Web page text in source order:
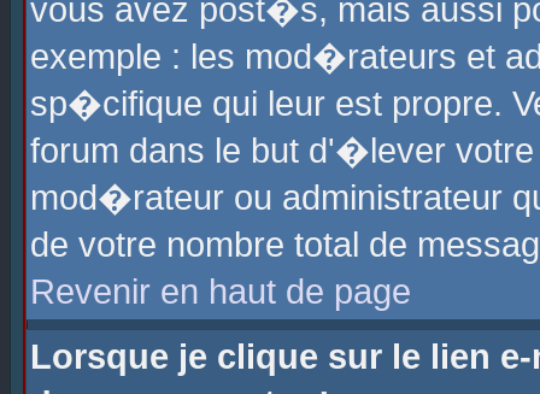
vous avez post�s, mais aussi
exemple : les mod�rateurs et
sp�cifique qui leur est propre.
forum dans le but d'�lever
mod�rateur ou administrateur
de votre nombre total de
Revenir en haut de page
Lorsque je clique sur le lien